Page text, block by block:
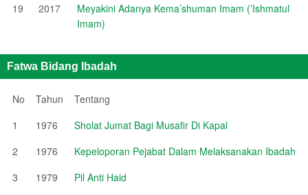
19
2017
Meyakini Adanya Kema’shuman Imam (’Ishmatul
Imam)
Fatwa Bidang Ibadah
No Tahun
Tentang
1
1976
Sholat Jumat Bagi Musafir Di Kapal
2
1976
Kepeloporan Pejabat Dalam Melaksanakan Ibadah
3
1979
Pil Anti Haid